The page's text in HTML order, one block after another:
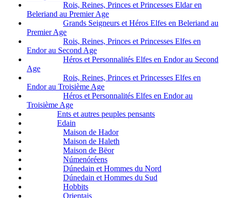
Rois, Reines, Princes et Princesses Eldar en
Beleriand au Premier Age
Grands Seigneurs et Héros Elfes en Beleriand au
Premier Age
Rois, Reines, Princes et Princesses Elfes en
Endor au Second Age
Héros et Personnalités Elfes en Endor au Second
Age
Rois, Reines, Princes et Princesses Elfes en
Endor au Troisième Age
Héros et Personnalités Elfes en Endor au
Troisième Age
Ents et autres peuples pensants
Edain
Maison de Hador
Maison de Haleth
Maison de Bëor
Númenóréens
Dúnedain et Hommes du Nord
Dúnedain et Hommes du Sud
Hobbits
Orientais